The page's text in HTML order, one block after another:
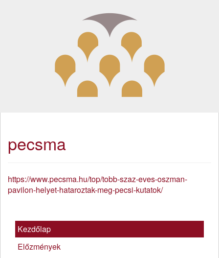
pecsma
https://www.pecsma.hu/top/tobb-szaz-eves-oszman-
pavilon-helyet-hataroztak-meg-pecsi-kutatok/
Kezdőlap
Előzmények